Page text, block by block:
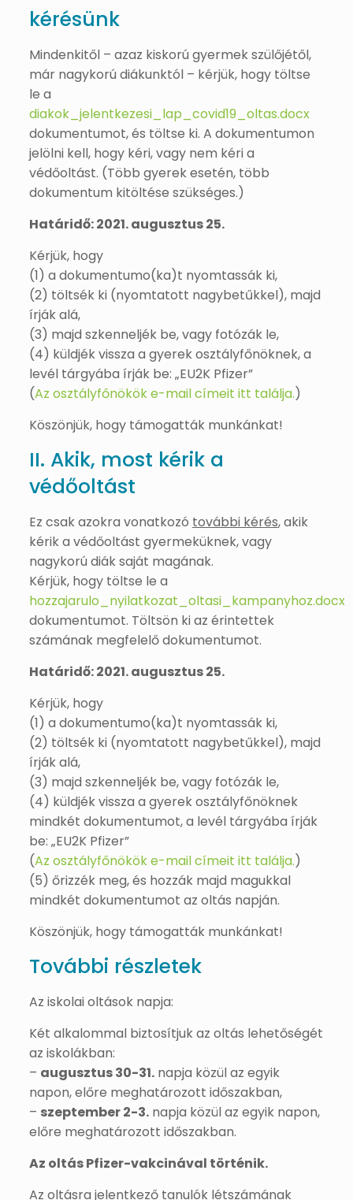
kérésünk
Mindenkitől – azaz kiskorú gyermek szülőjétől,
már nagykorú diákunktól – kérjük, hogy töltse
le a
diakok_jelentkezesi_lap_covid19_oltas.docx
dokumentumot, és töltse ki. A dokumentumon
jelölni kell, hogy kéri, vagy nem kéri a
védőoltást. (Több gyerek esetén, több
dokumentum kitöltése szükséges.)
Határidő: 2021. augusztus 25.
Kérjük, hogy
(1) a dokumentumo(ka)t nyomtassák ki,
(2) töltsék ki (nyomtatott nagybetűkkel), majd
írják alá,
(3) majd szkenneljék be, vagy fotózák le,
(4) küldjék vissza a gyerek osztályfőnöknek, a
levél tárgyába írják be: „EU2K Pfizer”
(Az osztályfőnökök e-mail címeit itt találja.)
Köszönjük, hogy támogatták munkánkat!
II. Akik, most kérik a
védőoltást
Ez csak azokra vonatkozó további kérés, akik
kérik a védőoltást gyermeküknek, vagy
nagykorú diák saját magának.
Kérjük, hogy töltse le a
hozzajarulo_nyilatkozat_oltasi_kampanyhoz.docx
dokumentumot. Töltsön ki az érintettek
számának megfelelő dokumentumot.
Határidő: 2021. augusztus 25.
Kérjük, hogy
(1) a dokumentumo(ka)t nyomtassák ki,
(2) töltsék ki (nyomtatott nagybetűkkel), majd
írják alá,
(3) majd szkenneljék be, vagy fotózák le,
(4) küldjék vissza a gyerek osztályfőnöknek
mindkét dokumentumot, a levél tárgyába írják
be: „EU2K Pfizer”
(Az osztályfőnökök e-mail címeit itt találja.)
(5) őrizzék meg, és hozzák majd magukkal
mindkét dokumentumot az oltás napján.
Köszönjük, hogy támogatták munkánkat!
További részletek
Az iskolai oltások napja:
Két alkalommal biztosítjuk az oltás lehetőségét
az iskolákban:
– augusztus 30-31.napja közül az egyik
napon, előre meghatározott időszakban,
– szeptember 2-3.napja közül az egyik napon,
előre meghatározott időszakban.
Az oltás Pfizer-vakcinával történik.
Az oltásra jelentkező tanulók létszámának